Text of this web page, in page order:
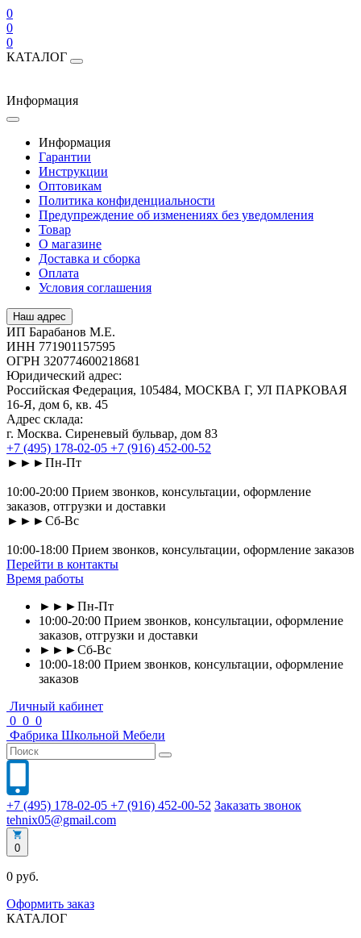
0
0
0
КАТАЛОГ
Информация
Информация
Гарантии
Инструкции
Оптовикам
Политика конфиденциальности
Предупреждение об изменениях без уведомления
Товар
О магазине
Доставка и сборка
Оплата
Условия соглашения
Наш адрес
ИП Барабанов М.Е.
ИНН 771901157595
ОГРН 320774600218681
Юридический адрес:
Российская Федерация, 105484, МОСКВА Г, УЛ ПАРКОВАЯ
16-Я, дом 6, кв. 45
Адрес склада:
г. Москва. Сиреневый бульвар, дом 83
+7 (495) 178-02-05 +7 (916) 452-00-52
►►►Пн-Пт
10:00-20:00 Прием звонков, консультации, оформление
заказов, отгрузки и доставки
►►►Сб-Вс
10:00-18:00 Прием звонков, консультации, оформление заказов
Перейти в контакты
Время работы
►►►Пн-Пт
10:00-20:00 Прием звонков, консультации, оформление
заказов, отгрузки и доставки
►►►Сб-Вс
10:00-18:00 Прием звонков, консультации, оформление
заказов
Личный кабинет
0 0 0
Фабрика Школьной Мебели
+7 (495) 178-02-05 +7 (916) 452-00-52 Заказать звонок
tehnix05@gmail.com
0
0 руб.
Оформить заказ
КАТАЛОГ